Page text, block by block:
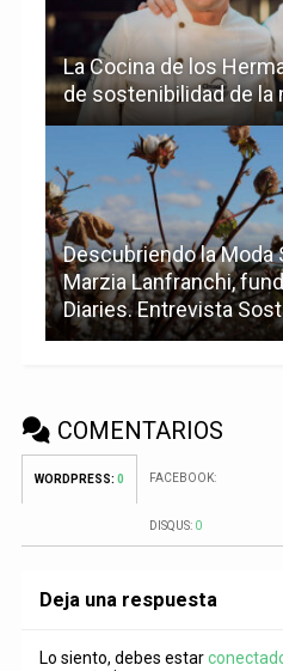
La Cocina de los
de sostenibilidad de la
Descubriendo la Moda
Marzia Lanfranchi,
Diaries. Entrevista
COMENTARIOS
WORDPRESS: 0 FACEBOOK:
DISQUS: 0
Deja una respuesta
Lo siento, debes estar